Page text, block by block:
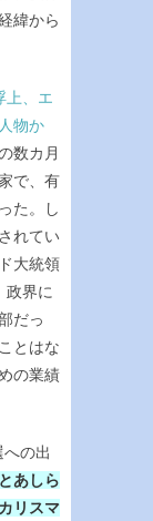
緯から
上、エ
物か
数カ月
で、有
た。し
れてい
大統領
政界に
だっ
とはな
の業績
の出
あしら
リスマ